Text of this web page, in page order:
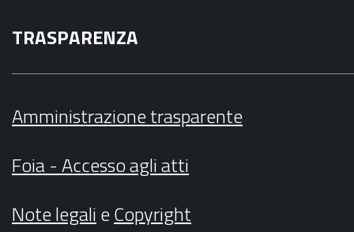
TRASPARENZA
Amministrazione trasparente
Foia - Accesso agli atti
Note legalieCopyright